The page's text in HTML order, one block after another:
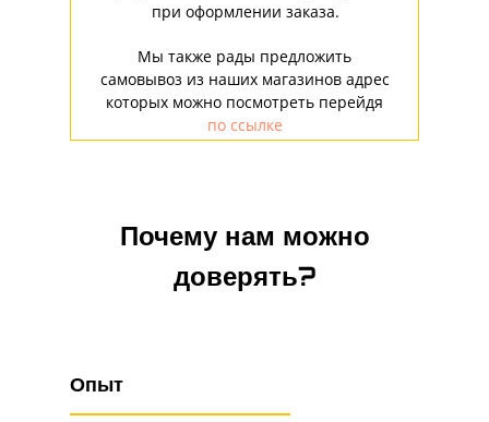
при оформлении заказа.
Мы также рады предложить
самовывоз из наших магазинов адрес
которых можно посмотреть перейдя
по ссылке
Почему нам можно
доверять?
Опыт